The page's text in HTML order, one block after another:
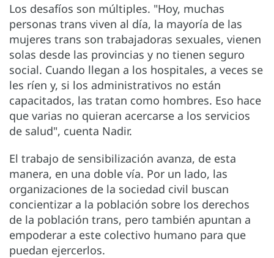
Los desafíos son múltiples. "Hoy, muchas
personas trans viven al día, la mayoría de las
mujeres trans son trabajadoras sexuales, vienen
solas desde las provincias y no tienen seguro
social. Cuando llegan a los hospitales, a veces se
les ríen y, si los administrativos no están
capacitados, las tratan como hombres. Eso hace
que varias no quieran acercarse a los servicios
de salud", cuenta Nadir.
El trabajo de sensibilización avanza, de esta
manera, en una doble vía. Por un lado, las
organizaciones de la sociedad civil buscan
concientizar a la población sobre los derechos
de la población trans, pero también apuntan a
empoderar a este colectivo humano para que
puedan ejercerlos.